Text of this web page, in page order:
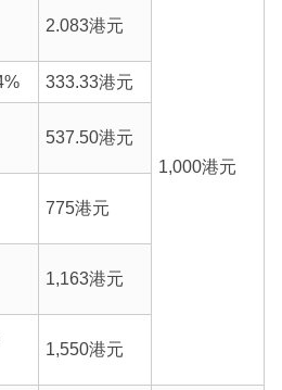
1,000港元
2.083港元
333.33港元
537.50港元
775港元
1,163港元
1,550港元